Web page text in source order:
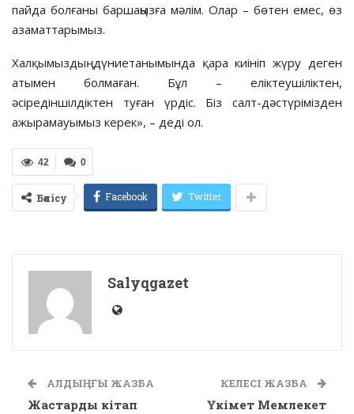
пайда болғаны баршаңызға мәлім. Олар – бөтен емес, өз
азаматтарымыз.
Халқымыздың дүниетанымында қара киініп жүру деген
атымен болмаған. Бұл – еліктеушіліктен,
әсіредіншілдіктен туған үрдіс. Біз салт-дәстүрімізден
ажырамауымыз керек», – деді ол.
0
42
Бөлісу Facebook Twitter
Salyqgazet
АЛДЫҢҒЫ ЖАЗБА
Жастарды кітап
КЕЛЕСІ ЖАЗБА
Үкімет Мемлекет